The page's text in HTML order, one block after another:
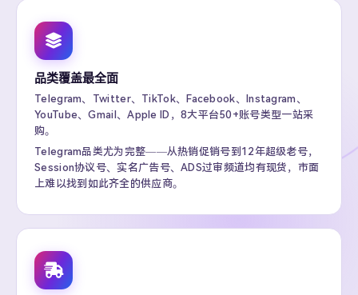
品类覆盖最全面
Telegram、Twitter、TikTok、Facebook、Instagram、
YouTube、Gmail、Apple ID，8大平台50+账号类型一站采
购。
Telegram品类尤为完整——从热销促销号到12年超级老号，
Session协议号、实名广告号、ADS过审频道均有现货，市面
上难以找到如此齐全的供应商。